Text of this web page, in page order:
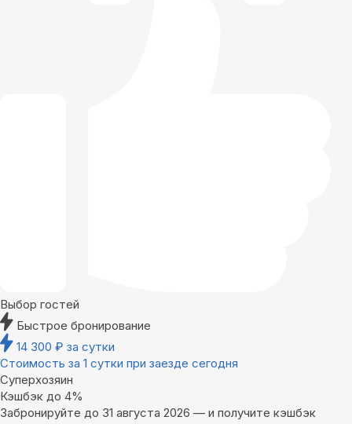
Выбор гостей
Быстрое бронирование
14 300 ₽ за сутки
Стоимость за 1 сутки при заезде сегодня
Суперхозяин
Кэшбэк до 4%
Забронируйте до 31 августа 2026 — и получите кэшбэк